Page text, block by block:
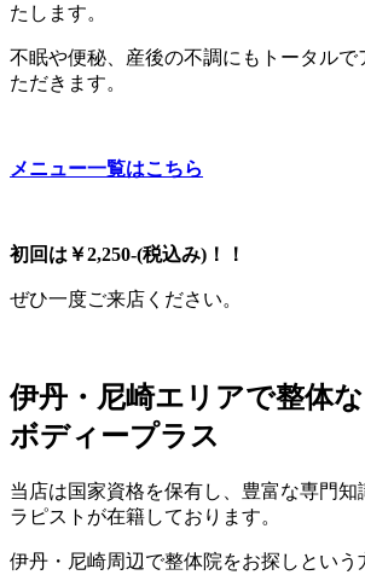
たします。
不眠や便秘、産後の不調にもトータルで
ただきます。
メニュー一覧はこちら
初回は￥2,250-(税込み)！！
ぜひ一度ご来店ください。
伊丹・尼崎エリアで整体
ボディープラス
当店は国家資格を保有し、豊富な専門知
ラピストが在籍しております。
伊丹・尼崎周辺で整体院をお探しという